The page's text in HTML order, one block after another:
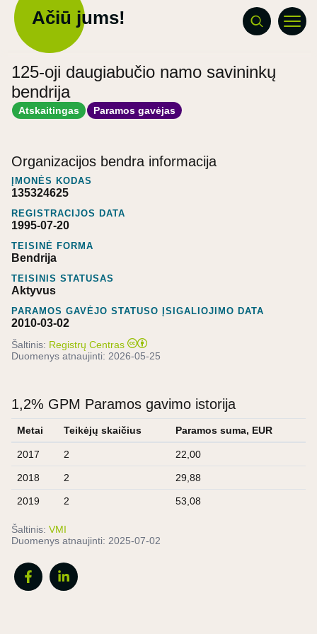
Ačiū jums!
125-oji daugiabučio namo savininkų
bendrija
Atskaitingas Paramos gavėjas
Organizacijos bendra informacija
ĮMONĖS KODAS
135324625
REGISTRACIJOS DATA
1995-07-20
TEISINĖ FORMA
Bendrija
TEISINIS STATUSAS
Aktyvus
PARAMOS GAVĖJO STATUSO ĮSIGALIOJIMO DATA
2010-03-02
Šaltinis: Registrų Centras
Duomenys atnaujinti: 2026-05-25
1,2% GPM Paramos gavimo istorija
Metai Teikėjų skaičius Paramos suma, EUR
2017 2 22,00
2018 2 29,88
2019 2 53,08
Šaltinis: VMI
Duomenys atnaujinti: 2025-07-02